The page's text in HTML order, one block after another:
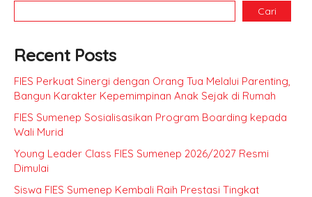
Cari
Recent Posts
FIES Perkuat Sinergi dengan Orang Tua Melalui Parenting,
Bangun Karakter Kepemimpinan Anak Sejak di Rumah
FIES Sumenep Sosialisasikan Program Boarding kepada
Wali Murid
Young Leader Class FIES Sumenep 2026/2027 Resmi
Dimulai
Siswa FIES Sumenep Kembali Raih Prestasi Tingkat